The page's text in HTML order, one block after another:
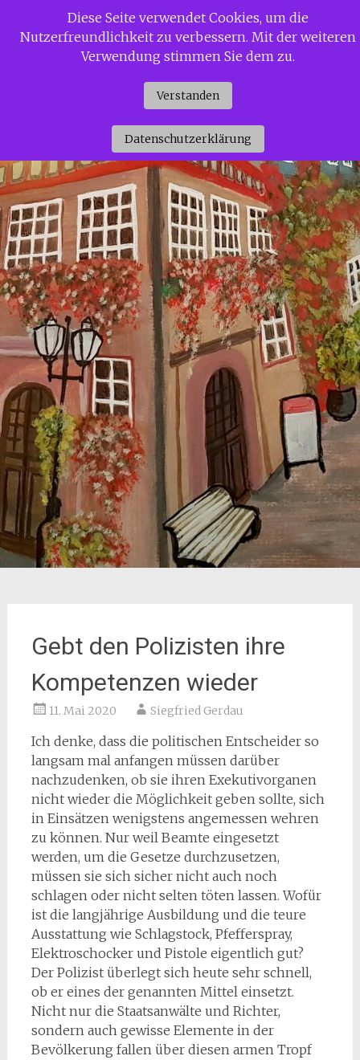
InhaltSiggi Gerdaus Welt
Gebt den Polizisten ihre
Kompetenzen wieder
11. Mai 2020 Siegfried Gerdau
Ich denke, dass die politischen Entscheider so
langsam mal anfangen müssen darüber
nachzudenken, ob sie ihren Exekutivorganen
nicht wieder die Möglichkeit geben sollte, sich
in Einsätzen wenigstens angemessen wehren
zu können. Nur weil Beamte eingesetzt
werden, um die Gesetze durchzusetzen,
müssen sie sich sicher nicht auch noch
schlagen oder nicht selten töten lassen. Wofür
ist die langjährige Ausbildung und die teure
Ausstattung wie Schlagstock, Pfefferspray,
Elektroschocker und Pistole eigentlich gut?
Der Polizist überlegt sich heute sehr schnell,
ob er eines der genannten Mittel einsetzt.
Nicht nur die Staatsanwälte und Richter,
sondern auch gewisse Elemente in der
Bevölkerung fallen über diesen armen Tropf
Diese Seite verwendet Cookies, um die
Nutzerfreundlichkeit zu verbessern. Mit der weiteren
Verwendung stimmen Sie dem zu.
Verstanden
Datenschutzerklärung